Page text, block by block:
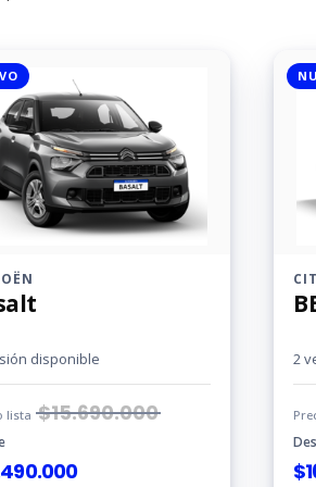
disponible
lista $15.690.000
2
$